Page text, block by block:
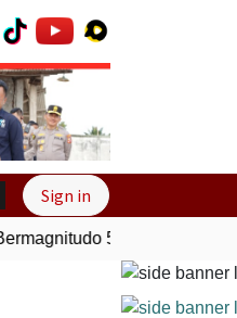
Next
Sign in
5,1 Kembali